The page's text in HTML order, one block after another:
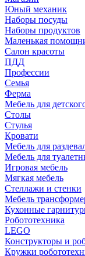
Юный механик
Наборы посуды
Наборы продуктов
Маленькая
Салон красоты
ПДД
Профессии
Семья
Ферма
Мебель для
Столы
Cтулья
Кровати
Мебель для
Мебель для
Игровая мебель
Мягкая мебель
Стеллажи и стенки
Мебель
Кухонные
Робототехника
LEGO
Конструкторы и
Кружки